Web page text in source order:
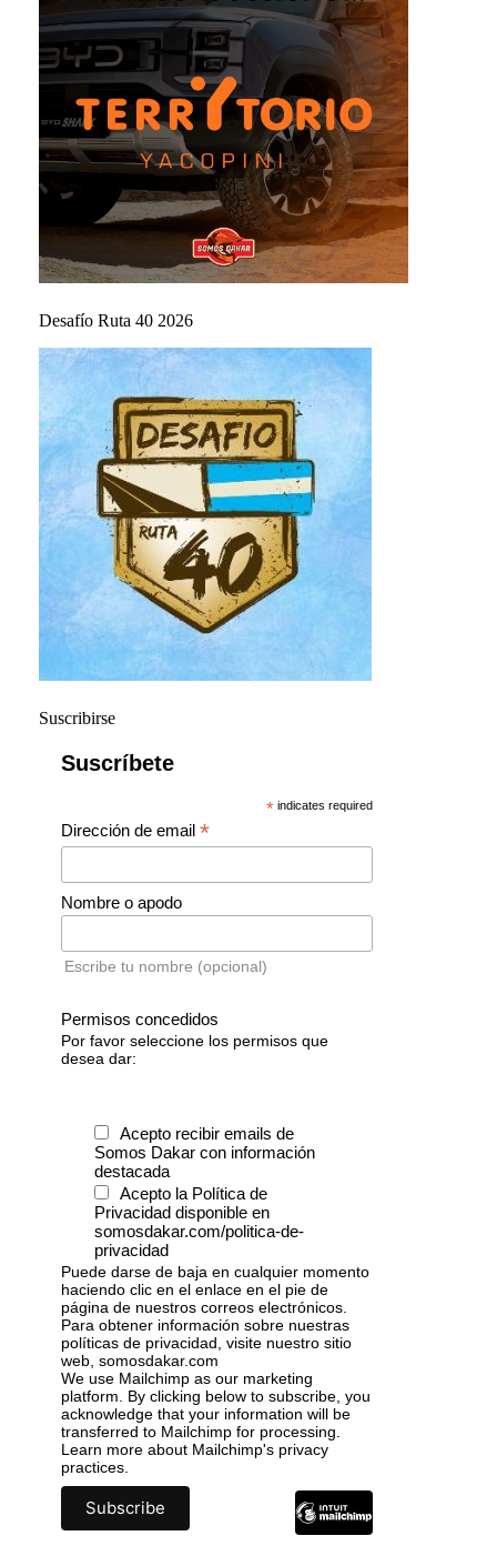
Desafío Ruta 40 2026
Suscribirse
Suscríbete
* indicates required
Dirección de email *
Nombre o apodo
Escribe tu nombre (opcional)
Permisos concedidos
Por favor seleccione los permisos que
desea dar:
Acepto recibir emails de
Somos Dakar con información
destacada
Acepto la Política de
Privacidad disponible en
somosdakar.com/politica-de-
privacidad
Puede darse de baja en cualquier momento
haciendo clic en el enlace en el pie de
página de nuestros correos electrónicos.
Para obtener información sobre nuestras
políticas de privacidad, visite nuestro sitio
web, somosdakar.com
We use Mailchimp as our marketing
platform. By clicking below to subscribe, you
acknowledge that your information will be
transferred to Mailchimp for processing.
Learn more about Mailchimp's privacy
practices.